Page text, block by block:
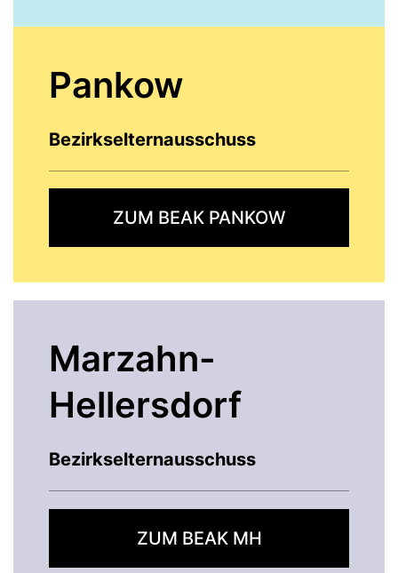
Pankow
Bezirkselternausschuss
ZUM BEAK PANKOW
Marzahn-
Hellersdorf
Bezirkselternausschuss
ZUM BEAK MH